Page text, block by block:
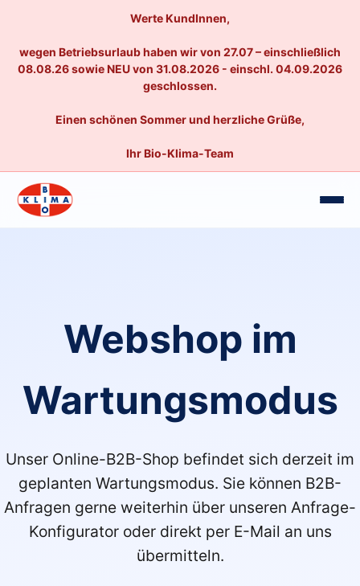
Werte KundInnen,
wegen Betriebsurlaub haben wir von 27.07 – einschließlich
08.08.26 sowie NEU von 31.08.2026 - einschl. 04.09.2026
geschlossen.
Einen schönen Sommer und herzliche Grüße,
Ihr Bio-Klima-Team
Webshop im
Wartungsmodus
Unser Online-B2B-Shop befindet sich derzeit im
geplanten Wartungsmodus. Sie können B2B-
Anfragen gerne weiterhin über unseren Anfrage-
Konfigurator oder direkt per E-Mail an uns
übermitteln.